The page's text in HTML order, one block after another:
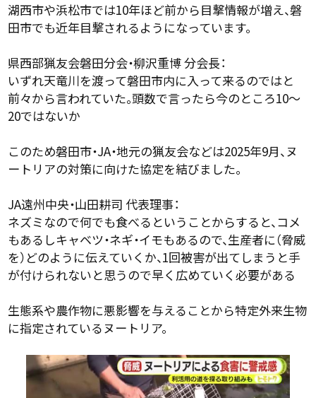
湖西市や浜松市では10年ほど前から目撃情報が増え、磐
田市でも近年目撃されるようになっています。
県西部猟友会磐田分会・柳沢重博 分会長：
いずれ天竜川を渡って磐田市内に入って来るのではと
前々から言われていた。頭数で言ったら今のところ10～
20ではないか
このため磐田市・JA・地元の猟友会などは2025年9月、ヌ
ートリアの対策に向けた協定を結びました。
JA遠州中央・山田耕司 代表理事：
ネズミなので何でも食べるということからすると、コメ
もあるしキャベツ・ネギ・イモもあるので、生産者に（脅威
を）どのように伝えていくか、1回被害が出てしまうと手
が付けられないと思うので早く広めていく必要がある
生態系や農作物に悪影響を与えることから特定外来生物
に指定されているヌートリア。